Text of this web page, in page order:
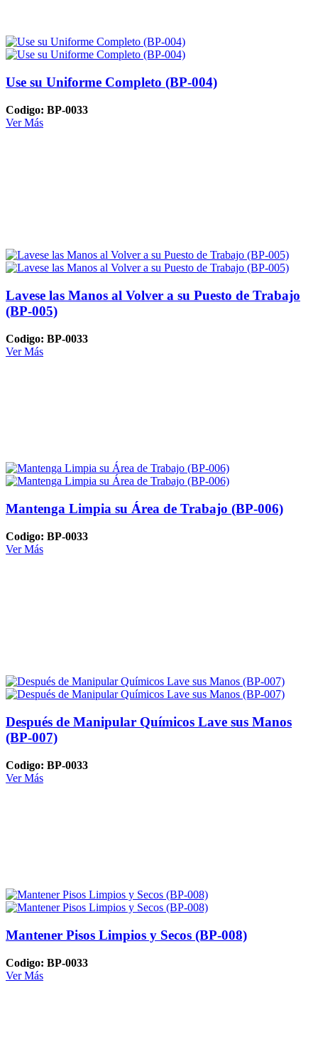
Use su Uniforme Completo (BP-004)
Codigo: BP-0033
Ver Más
Lavese las Manos al Volver a su Puesto de Trabajo
(BP-005)
Codigo: BP-0033
Ver Más
Mantenga Limpia su Área de Trabajo (BP-006)
Codigo: BP-0033
Ver Más
Después de Manipular Químicos Lave sus Manos
(BP-007)
Codigo: BP-0033
Ver Más
Mantener Pisos Limpios y Secos (BP-008)
Codigo: BP-0033
Ver Más